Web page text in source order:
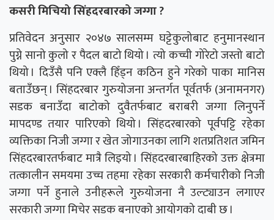
कसरी मिचियो सिंहदरबारको जग्गा ?
प्रतिवेदन अनुसार २०४७ सालसम्म घट्टेकुलोबाट हनुमानस्थान
पुग्ने सानो कुलो र पैदल बाटो थियो । त्यो कच्ची गोरेटो जस्तो बाटो
थियो । दिउँसै पनि एक्लै हिँड्न कठिन हुने गरेको पाका मानिस
बताउँछन् । सिंहदरबार गुरुयोजना अन्तर्गत पूर्वतर्फ (अनामनगर)
सडक बनाउँदा बाटोको दुवैतर्फबाट बराबरी जग्गा लिनुपर्ने
मापदण्ड तयार पारिएको थियो । सिंहदरबारको पूर्वपट्टि रहेका
व्यक्तिका निजी जग्गा र खेत जोगाउनका लागि शतप्रतिशत जमिन
सिंहदरबारतर्फबाट मात्रै लिइयो । सिंहदरबारबाहिरको उक्त क्षेत्रमा
तत्कालीन समयमा उच्च तहमा रहेका सरकारी कर्मचारीको निजी
जग्गा पर्ने हुनाले उनीहरूले गुरुयोजना नै उल्ट्याउन लगाएर
सरकारी जग्गा मिचेर सडक बनाएको आयोगको दाबी छ ।